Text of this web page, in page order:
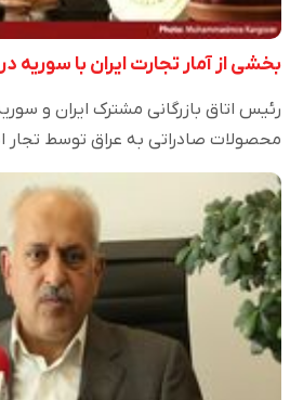
بخشی از آمار تجارت ایران با
محصولات صادراتی به عراق توسط